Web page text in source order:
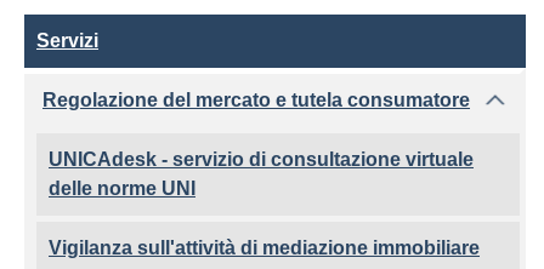
Servizi
Servizi
Regolazione del mercato e tutela consumatore
UNICAdesk - servizio di consultazione virtuale
delle norme UNI
Vigilanza sull'attività di mediazione immobiliare